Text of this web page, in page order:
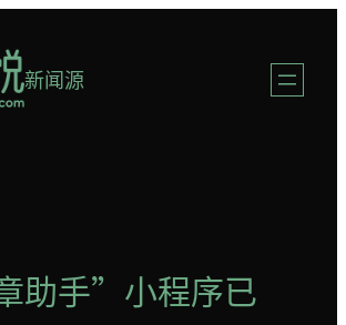
新闻源
助手”小程序已